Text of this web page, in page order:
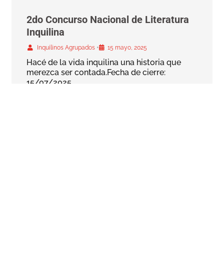
2do Concurso Nacional de Literatura
Inquilina
Inquilinos Agrupados • 15 mayo, 2025
Hacé de la vida inquilina una historia que
merezca ser contada.Fecha de cierre:
15/07/2025